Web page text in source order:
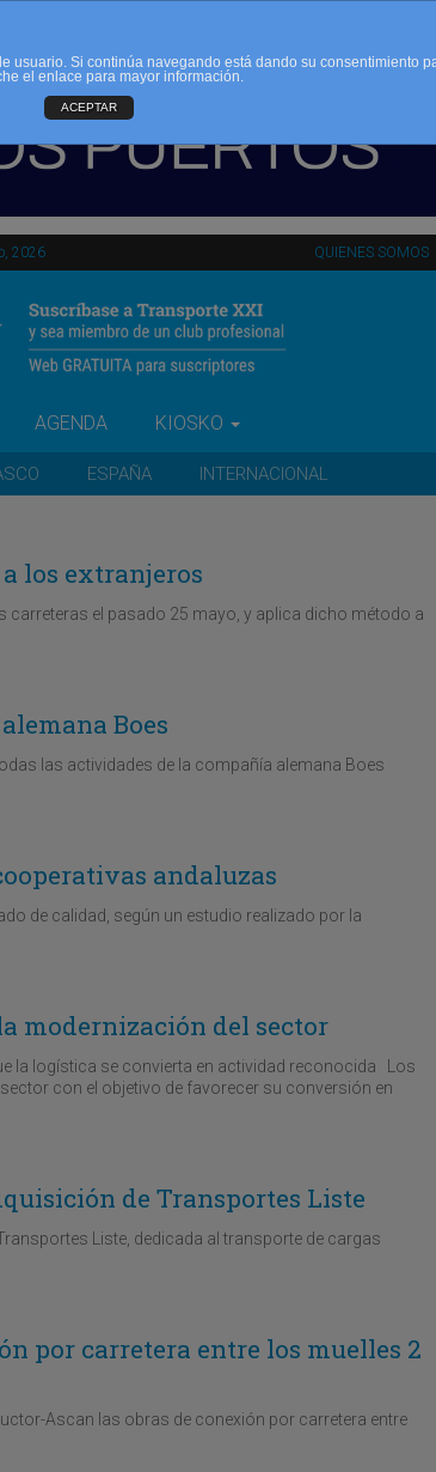
QUIENES SOMOS
2026
AGENDA KIOSKO
ESPAÑA INTERNACIONAL
los extranjeros
el pasado 25 mayo, y aplica dicho método a
Boes
las actividades de la compañía alemana Boes
andaluzas
de calidad, según un estudio realizado por la
modernización del sector
la logística se convierta en actividad reconocida Los
con el objetivo de favorecer su conversión en
de Transportes Liste
Liste, dedicada al transporte de cargas
por carretera entre los muelles 2
Ascan las obras de conexión por carretera entre
usuario. Si continúa navegando está dando su consentimiento
el enlace para mayor información.
ACEPTAR